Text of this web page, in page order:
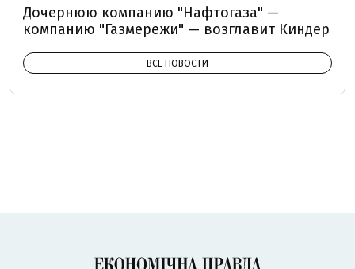
Дочернюю компанию "Нафтогаза" —
компанию "Газмережи" — возглавит Киндер
ВСЕ НОВОСТИ